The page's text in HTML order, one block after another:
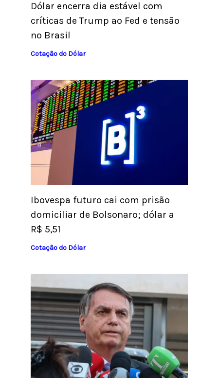
Dólar encerra dia estável com
críticas de Trump ao Fed e tensão
no Brasil
Cotação do Dólar
Ibovespa futuro cai com prisão
domiciliar de Bolsonaro; dólar a
R$ 5,51
Cotação do Dólar